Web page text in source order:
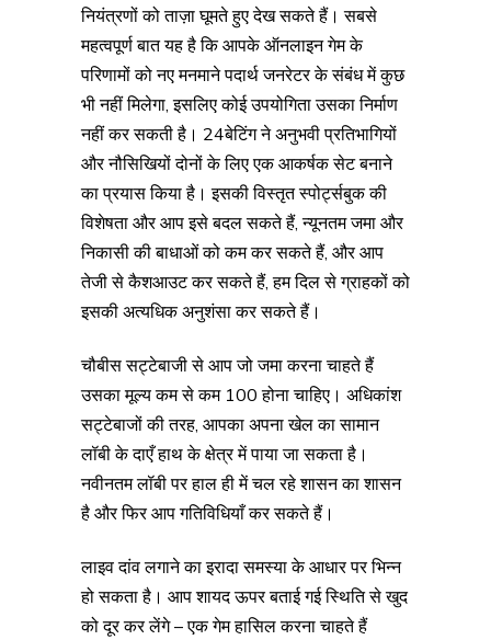
नियंत्रणों को ताज़ा घूमते हुए देख सकते हैं। सबसे
महत्वपूर्ण बात यह है कि आपके ऑनलाइन गेम के
परिणामों को नए मनमाने पदार्थ जनरेटर के संबंध में कुछ
भी नहीं मिलेगा, इसलिए कोई उपयोगिता उसका निर्माण
नहीं कर सकती है। 24बेटिंग ने अनुभवी प्रतिभागियों
और नौसिखियों दोनों के लिए एक आकर्षक सेट बनाने
का प्रयास किया है। इसकी विस्तृत स्पोर्ट्सबुक की
विशेषता और आप इसे बदल सकते हैं, न्यूनतम जमा और
निकासी की बाधाओं को कम कर सकते हैं, और आप
तेजी से कैशआउट कर सकते हैं, हम दिल से ग्राहकों को
इसकी अत्यधिक अनुशंसा कर सकते हैं।
चौबीस सट्टेबाजी से आप जो जमा करना चाहते हैं
उसका मूल्य कम से कम ₹100 होना चाहिए। अधिकांश
सट्टेबाजों की तरह, आपका अपना खेल का सामान
लॉबी के दाएँ हाथ के क्षेत्र में पाया जा सकता है।
नवीनतम लॉबी पर हाल ही में चल रहे शासन का शासन
है और फिर आप गतिविधियाँ कर सकते हैं।
लाइव दांव लगाने का इरादा समस्या के आधार पर भिन्न
हो सकता है। आप शायद ऊपर बताई गई स्थिति से खुद
को दूर कर लेंगे – एक गेम हासिल करना चाहते हैं